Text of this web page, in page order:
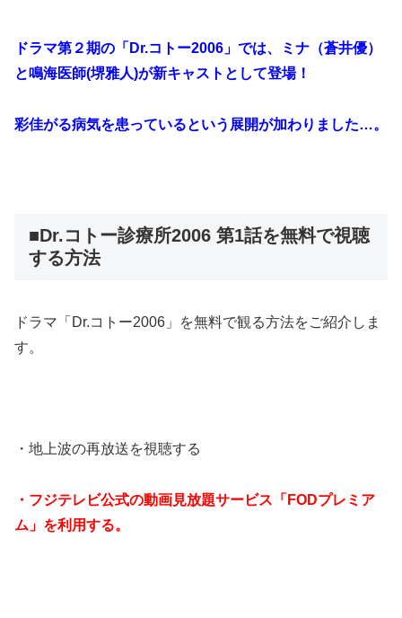
ドラマ第２期の「Dr.コトー2006」では、ミナ（蒼井優）
と鳴海医師(堺雅人)が新キャストとして登場！
彩佳がる病気を患っているという展開が加わりました…。
■Dr.コトー診療所2006 第1話を無料で視聴
する方法
ドラマ「Dr.コトー2006」を無料で観る方法をご紹介しま
す。
・地上波の再放送を視聴する
・フジテレビ公式の動画見放題サービス「FODプレミア
ム」を利用する。